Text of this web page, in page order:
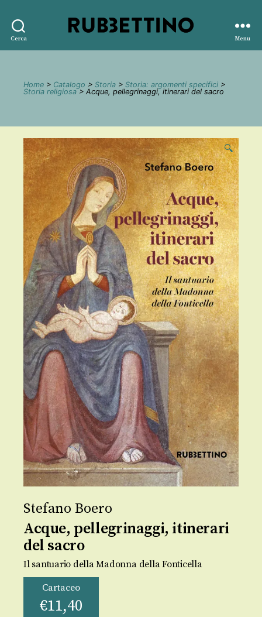
Cerca
editore
Menu
Home > Catalogo > Storia > Storia: argomenti specifici >
Storia religiosa> Acque, pellegrinaggi, itinerari del sacro
🔍
Stefano Boero
Acque, pellegrinaggi, itinerari
del sacro
Il santuario della Madonna della Fonticella
Cartaceo
€11,40